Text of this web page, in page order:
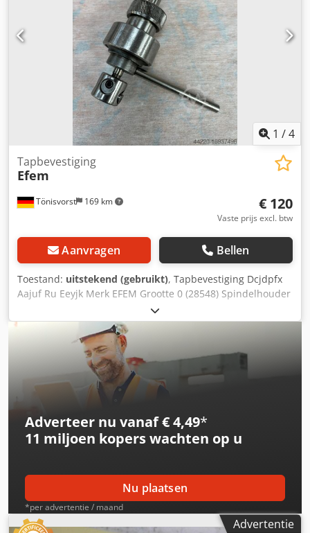
1 /4
Tönisvorst 169 km
Tapbevestiging
Efem
€ 120
Vaste prijs excl. btw
Aanvragen Bellen
Toestand: uitstekend (gebruikt), Tapbevestiging Dcjdpfx
Aajuf Ru Eeyjk Merk EFEM Grootte 0 (28548) Spindelhouder
MK 1 Tap M1-M 4 rechts-linksloop automatisch
Adverteer nu vanaf € 4,49*
11 miljoen koperswachten op u
Nu plaatsen
*per advertentie / maand
Advertentie